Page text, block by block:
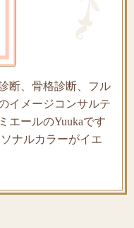
断、骨格診断、フル
イメージコンサルテ
エールのYuukaです
ナルカラーがイエ